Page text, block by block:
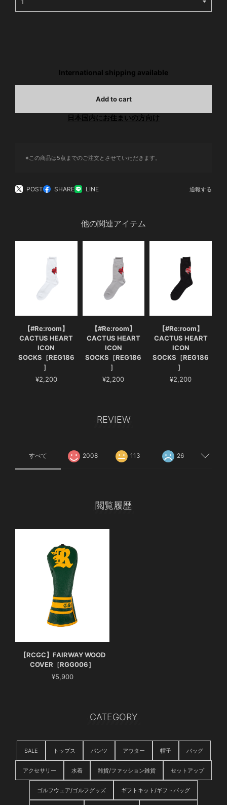
International shipping available
Add to cart
日本国内にお住まいの方向け
※この商品は5点までのご注文とさせていただきます。
POST SHARE LINE 通報する
他の関連アイテム
【#Re:room】
CACTUS HEART
ICON
SOCKS［REG186
］
¥2,200
【#Re:room】
CACTUS HEART
ICON
SOCKS［REG186
］
¥2,200
【#Re:room】
CACTUS HEART
ICON
SOCKS［REG186
］
¥2,200
REVIEW
すべて 2008 113 26
閲覧履歴
【RCGC】FAIRWAY WOOD
COVER［RGG006］
¥5,900
CATEGORY
SALE トップス パンツ アウター 帽子 バッグ
アクセサリー 水着 雑貨/ファッション雑貨 セットアップ
ゴルフウェア/ゴルフグッズ ギフトキット/ギフトバッグ